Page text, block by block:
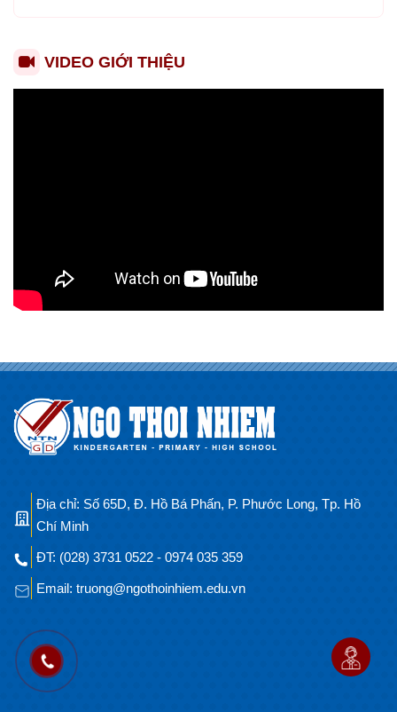
VIDEO GIỚI THIỆU
Địa chỉ: Số 65D, Đ. Hồ Bá Phấn, P. Phước Long, Tp. Hồ
Chí Minh
ĐT: (028) 3731 0522 - 0974 035 359
Email: truong@ngothoinhiem.edu.vn